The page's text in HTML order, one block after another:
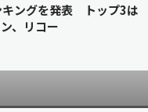
キングを発表 トップ3は
、リコー